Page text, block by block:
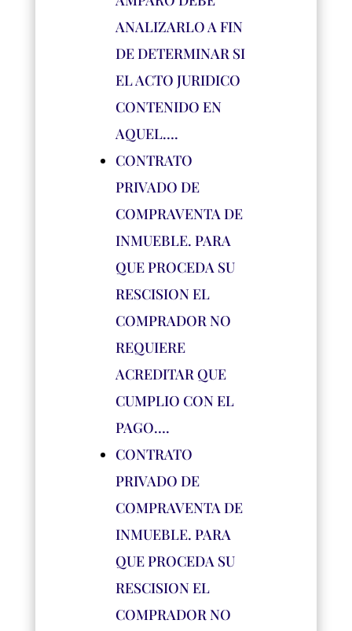
ANALIZARLO A FIN
DE DETERMINAR SI
EL ACTO JURIDICO
CONTENIDO EN
AQUEL….
CONTRATO
PRIVADO DE
COMPRAVENTA DE
INMUEBLE. PARA
QUE PROCEDA SU
RESCISION EL
COMPRADOR NO
REQUIERE
ACREDITAR QUE
CUMPLIO CON EL
PAGO….
CONTRATO
PRIVADO DE
COMPRAVENTA DE
INMUEBLE. PARA
QUE PROCEDA SU
RESCISION EL
COMPRADOR NO